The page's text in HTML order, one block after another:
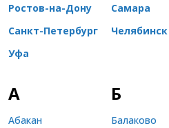
Ростов-на-Дону
Самара
Санкт-Петербург
Челябинск
Уфа
А
Абакан
Б
Балаково